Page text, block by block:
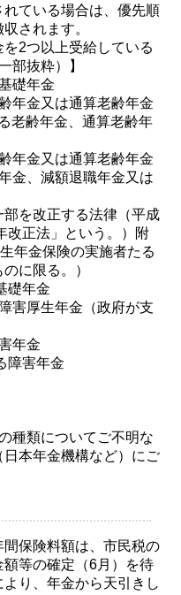
ている場合は、優先順
されます。
2つ以上受給している
部抜粋）】
礎年金
年金又は通算老齢年金
老齢年金、通算老齢年
年金又は通算老齢年金
金、減額退職年金又は
改正する法律（平成
改正法」という。）附
年金保険の実施者たる
に限る。）
礎年金
害厚生年金（政府が支
年金
障害年金
種類についてご不明な
本年金機構など）にご
保険料額は、市民税の
等の確定（6月）を待
り、年金から天引きし